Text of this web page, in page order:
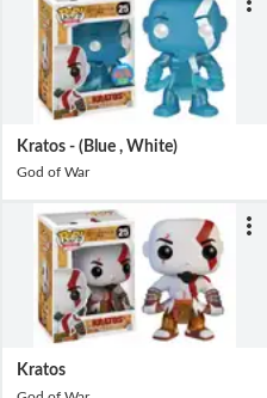
Kratos - (Blue , White)
God of War
Kratos